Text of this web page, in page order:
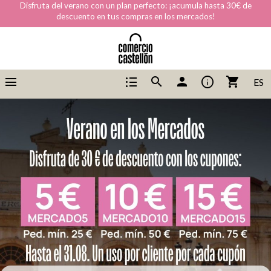
Disfruta del verano con un plan perfecto: ¡acumula hasta 30€ de
descuento en tus compras en los mercados!
menu format_list_bulleted search person info shopping_cart ES